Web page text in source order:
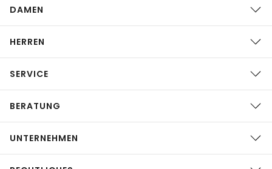
DAMEN
HERREN
SERVICE
BERATUNG
UNTERNEHMEN